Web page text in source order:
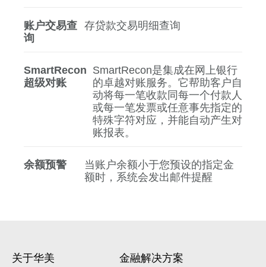
账户交易查
询
存贷款交易明细查询
SmartRecon
超级对账
SmartRecon是集成在网上银行
的卓越对账服务。它帮助客户自
动将每一笔收款同每一个付款人
或每一笔发票或任意事先指定的
特殊字符对应，并能自动产生对
账报表。
余额预警
当账户余额小于您预设的指定金
额时，系统会发出邮件提醒
关于华美 金融解决方案